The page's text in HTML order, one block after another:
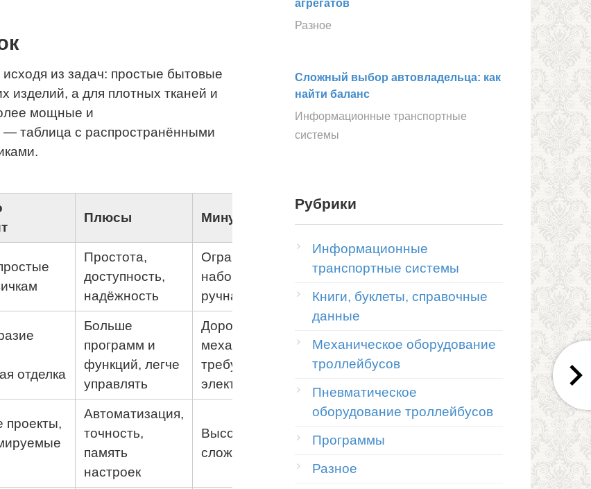
из задач: простые бытовые
изделий, а для плотных тканей и
мощные и
таблица с распространёнными
Плюсы Минусы
Простота,
доступность,
надёжность
Ограниченный
набор строчек,
ручная регулировка
отделка
Больше
программ и
функций, легче
управлять
Дороже
механических,
требует
электропитания
Автоматизация,
точность,
память
настроек
Высокая цена,
сложнее ремонт
агрегатов
Разное
Сложный выбор автовладельца: как
найти баланс
Информационные транспортные
системы
Рубрики
Информационные
транспортные системы
Книги, буклеты, справочные
данные
Механическое оборудование
троллейбусов
Пневматическое
оборудование троллейбусов
Программы
Разное